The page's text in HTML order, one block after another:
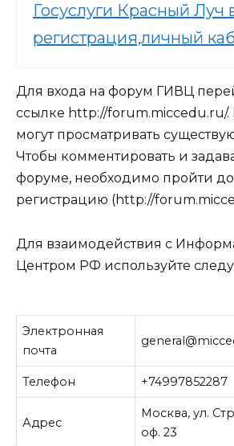
Госуслуги Красный Луч
регистрация,личный
Для входа на форум ГИВЦ
ссылке http://forum.miccedu.ru/.
могут просматривать
Чтобы комментировать и
форуме, необходимо пройти
регистрацию (http://
Для взаимодействия с
Центром РФ используйте
Электронная
почта
Телефон +74997852287
Адрес
Москва, ул.
оф. 23